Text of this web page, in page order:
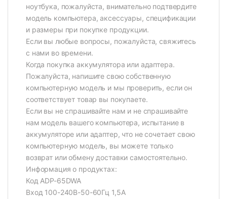
ноутбука, пожалуйста, внимательно подтвердите
модель компьютера, аксессуары, спецификации
и размеры при покупке продукции.
Если вы любые вопросы, пожалуйста, свяжитесь
с нами во времени.
Когда покупка аккумулятора или адаптера.
Пожалуйста, напишите свою собственную
компьютерную модель и мы проверить, если он
соответствует товар вы покупаете.
Если вы не спрашивайте нам и не спрашивайте
нам модель вашего компьютера, испытание в
аккумуляторе или адаптер, что не сочетает свою
компьютерную модель, вы можете только
возврат или обмену доставки самостоятельно.
Информация о продуктах:
Код ADP-65DWA
Вход 100-240В-50-60Гц 1,5А